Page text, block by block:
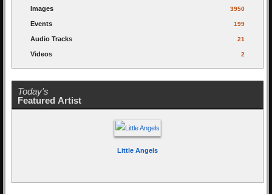
Images 3950
Events 199
Audio Tracks 21
Videos 2
Today's
Featured Artist
Little Angels